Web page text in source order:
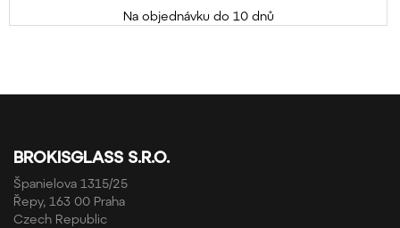
Na objednávku do 10 dnů
BROKISGLASS S.R.O.
Španielova 1315/25
Řepy, 163 00 Praha
Czech Republic